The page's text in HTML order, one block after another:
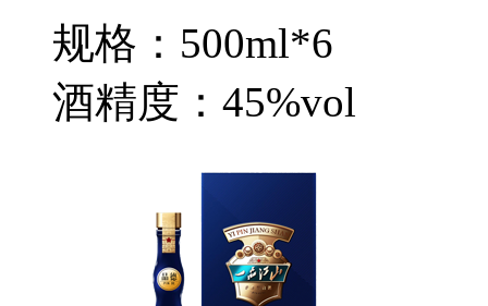
规格：500ml*6
酒精度：45%vol